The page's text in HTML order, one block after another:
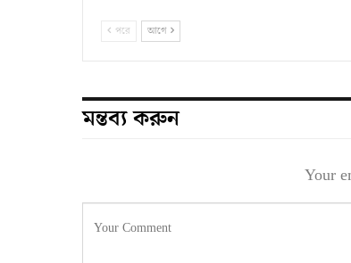
পরে আগে
মন্তব্য করুন
Your